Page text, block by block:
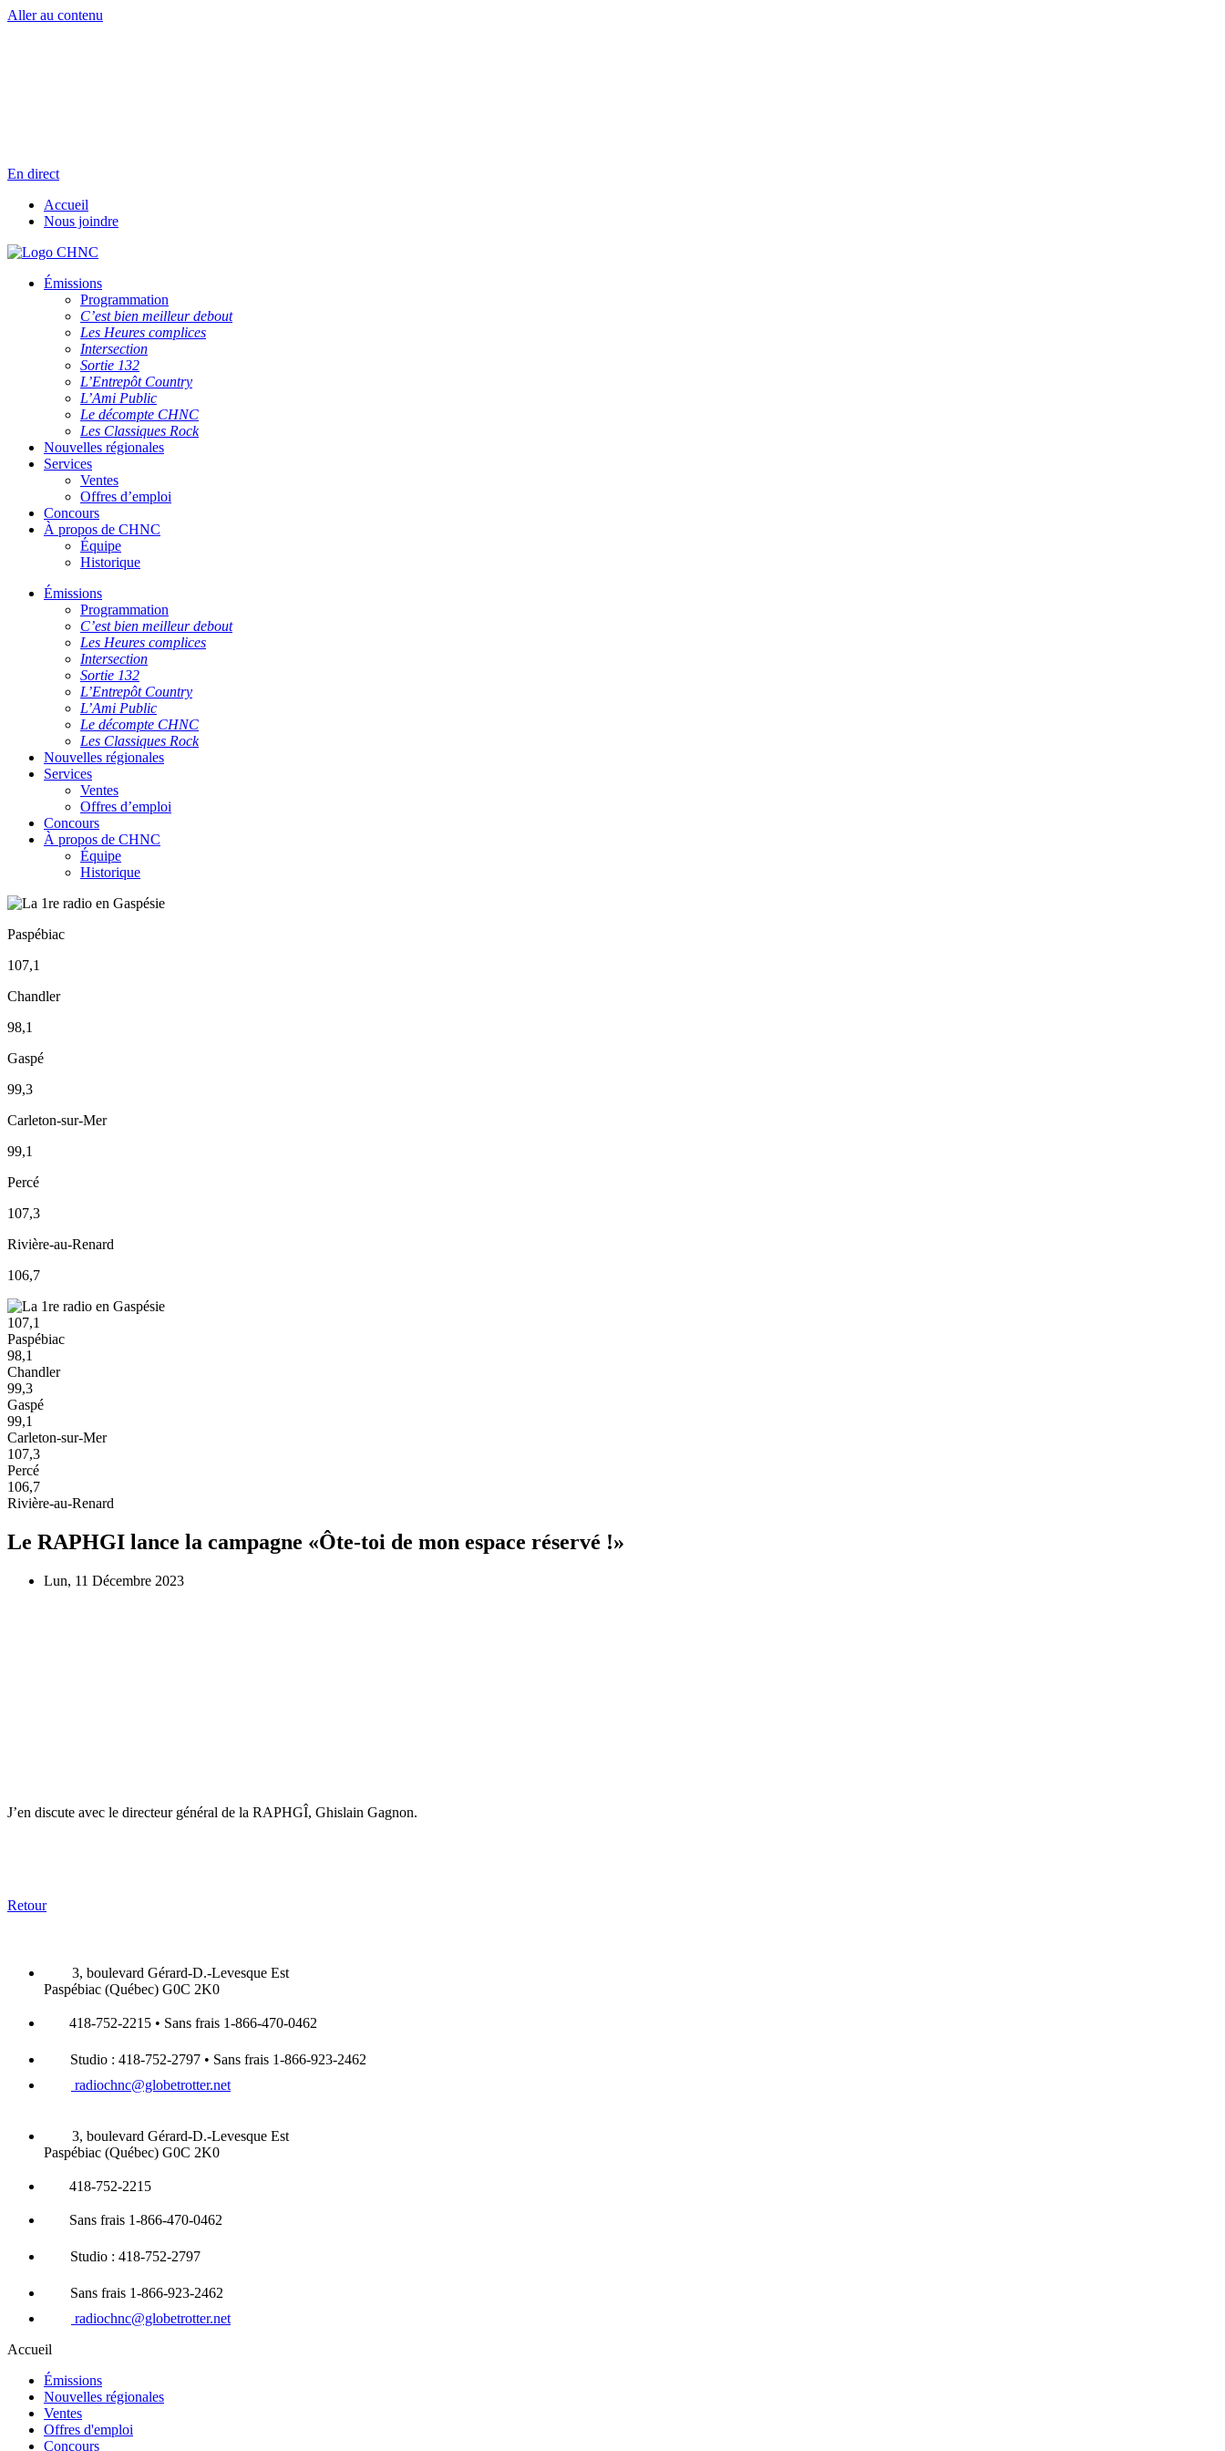
Aller au contenu
En direct
Accueil
Nous joindre
Émissions
Programmation
C’est bien meilleur debout
Les Heures complices
Intersection
Sortie 132
L’Entrepôt Country
L’Ami Public
Le décompte CHNC
Les Classiques Rock
Nouvelles régionales
Services
Ventes
Offres d’emploi
Concours
À propos de CHNC
Équipe
Historique
Émissions
Programmation
C’est bien meilleur debout
Les Heures complices
Intersection
Sortie 132
L’Entrepôt Country
L’Ami Public
Le décompte CHNC
Les Classiques Rock
Nouvelles régionales
Services
Ventes
Offres d’emploi
Concours
À propos de CHNC
Équipe
Historique
Paspébiac
107,1
Chandler
98,1
Gaspé
99,3
Carleton-sur-Mer
99,1
Percé
107,3
Rivière-au-Renard
106,7
107,1
Paspébiac
98,1
Chandler
99,3
Gaspé
99,1
Carleton-sur-Mer
107,3
Percé
106,7
Rivière-au-Renard
Le RAPHGI lance la campagne «Ôte-toi de mon espace réservé !»
Lun, 11 Décembre 2023
J’en discute avec le directeur général de la RAPHGÎ, Ghislain Gagnon.
Retour
3, boulevard Gérard-D.-Levesque Est
Paspébiac (Québec) G0C 2K0
418-752-2215 • Sans frais 1-866-470-0462
Studio : 418-752-2797 • Sans frais 1-866-923-2462
radiochnc@globetrotter.net
3, boulevard Gérard-D.-Levesque Est
Paspébiac (Québec) G0C 2K0
418-752-2215
Sans frais 1-866-470-0462
Studio : 418-752-2797
Sans frais 1-866-923-2462
radiochnc@globetrotter.net
Accueil
Émissions
Nouvelles régionales
Ventes
Offres d'emploi
Concours